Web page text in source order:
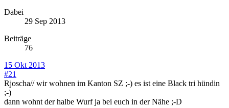
Dabei
29 Sep 2013
Beiträge
76
15 Okt 2013
#21
Rjoscha// wir wohnen im Kanton SZ ;-) es ist eine Black tri hündin
;-)
dann wohnt der halbe Wurf ja bei euch in der Nähe ;-D